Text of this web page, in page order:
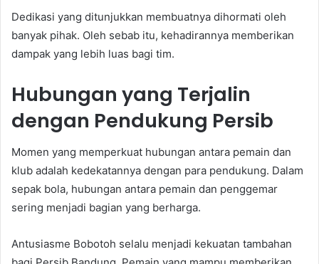
Dedikasi yang ditunjukkan membuatnya dihormati oleh
banyak pihak. Oleh sebab itu, kehadirannya memberikan
dampak yang lebih luas bagi tim.
Hubungan yang Terjalin
dengan Pendukung Persib
Momen yang memperkuat hubungan antara pemain dan
klub adalah kedekatannya dengan para pendukung. Dalam
sepak bola, hubungan antara pemain dan penggemar
sering menjadi bagian yang berharga.
Antusiasme Bobotoh selalu menjadi kekuatan tambahan